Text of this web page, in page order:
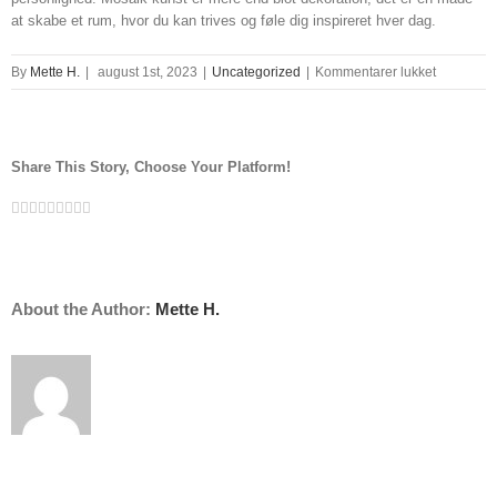
at skabe et rum, hvor du kan trives og føle dig inspireret hver dag.
By Mette H. august 1st, 2023 Uncategorized Kommentarer lukkettil
mosaik
Share This Story, Choose Your Platform!
Facebook
Twitter
Linkedin
Reddit
Tumblr
Google+
Pinterest
Vk
About the Author: Mette H.